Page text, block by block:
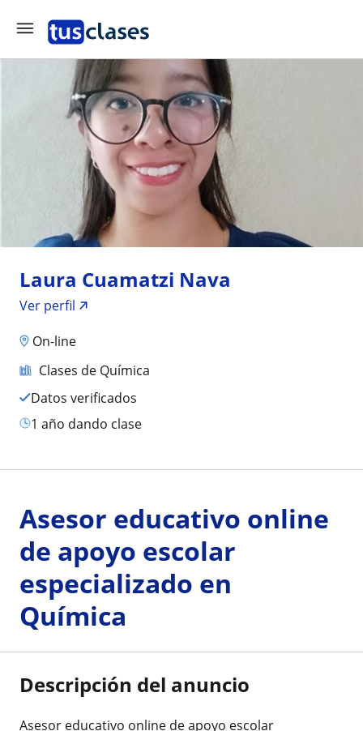
Laura Cuamatzi Nava
Ver perfil
On-line
Clases de Química
Datos verificados
1 año dando clase
Asesor educativo online
de apoyo escolar
especializado en
Química
Descripción del anuncio
Asesor educativo online de apoyo escolar